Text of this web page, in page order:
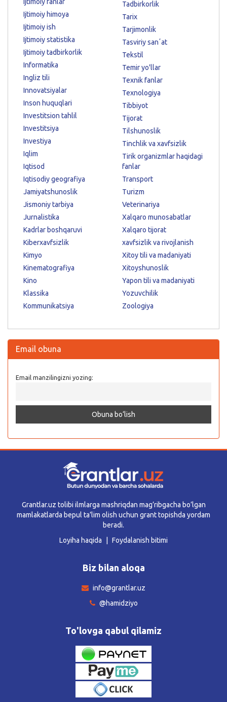
Ijtimoiy himoya
Ijtimoiy ish
Ijtimoiy statistika
Ijtimoiy tadbirkorlik
Informatika
Ingliz tili
Innovatsiyalar
Inson huquqlari
Investitsion tahlil
Investitsiya
Investiya
Iqlim
Iqtisod
Iqtisodiy geografiya
Jamiyatshunoslik
Jismoniy tarbiya
Jurnalistika
Kadrlar boshqaruvi
Kiberxavfsizlik
Kimyo
Kinematografiya
Kino
Klassika
Kommunikatsiya
Tadbirkorlik
Tarix
Tarjimonlik
Tasviriy sanʼat
Tekstil
Temir yo'llar
Texnik fanlar
Texnologiya
Tibbiyot
Tijorat
Tilshunoslik
Tinchlik va xavfsizlik
Tirik organizmlar haqidagi
fanlar
Transport
Turizm
Veterinariya
Xalqaro munosabatlar
Xalqaro tijorat
xavfsizlik va rivojlanish
Xitoy tili va madaniyati
Xitoyshunoslik
Yapon tili va madaniyati
Yozuvchilik
Zoologiya
Email obuna
Email manzilingizni yozing:
Grantlar.uz tolibi ilmlarga mashriqdan mag’ribgacha bo’lgan
mamlakatlarda bepul ta’lim olish uchun grant topishda yordam
beradi.
Loyiha haqida
Foydalanish bitimi
Biz bilan aloqa
info@grantlar.uz
@hamidziyo
To'lovga qabul qilamiz